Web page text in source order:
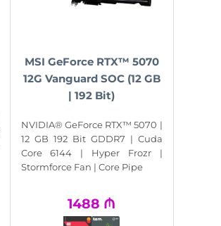
MSI GeForce RTX™ 5070
12G Vanguard SOC (12 GB
| 192 Bit)
NVIDIA® GeForce RTX™ 5070 |
12 GB 192 Bit GDDR7 | Cuda
Core 6144 | Hyper Frozr |
Stormforce Fan | Core Pipe
1488 ₼